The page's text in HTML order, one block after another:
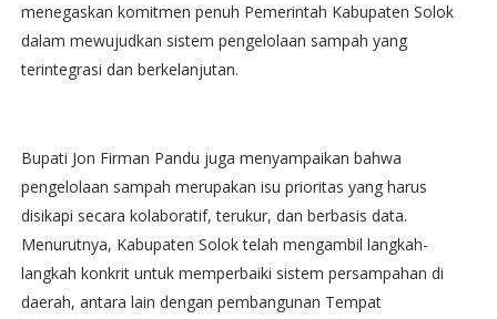
menegaskan komitmen penuh Pemerintah Kabupaten Solok
dalam mewujudkan sistem pengelolaan sampah yang
terintegrasi dan berkelanjutan.
Bupati Jon Firman Pandu juga menyampaikan bahwa
pengelolaan sampah merupakan isu prioritas yang harus
disikapi secara kolaboratif, terukur, dan berbasis data.
Menurutnya, Kabupaten Solok telah mengambil langkah-
langkah konkrit untuk memperbaiki sistem persampahan di
daerah, antara lain dengan pembangunan Tempat